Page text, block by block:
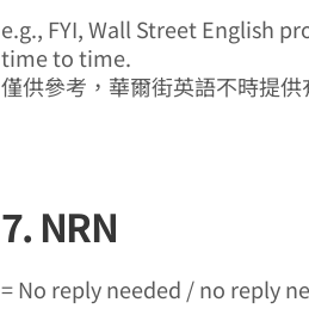
e.g., FYI, Wall Street English
time to time.
僅供參考，華爾街英語不時提供
7. NRN
= No reply needed / no reply